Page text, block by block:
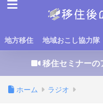
地方移住 地域おこし協力隊
移住セミナーの
ホーム ラジオ